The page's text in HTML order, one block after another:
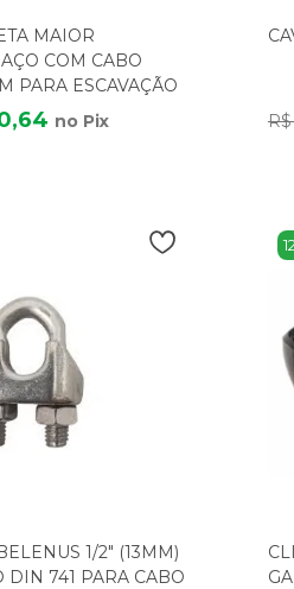
MAIOR
COM CABO
PARA ESCAVAÇÃO
no Pix R$
1/2" (13MM)
DIN 741 PARA CABO